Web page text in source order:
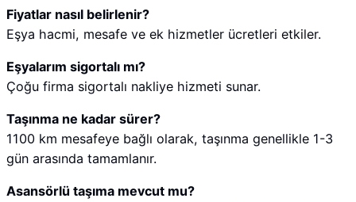
Fiyatlar nasıl belirlenir?
Eşya hacmi, mesafe ve ek hizmetler ücretleri etkiler.
Eşyalarım sigortalı mı?
Çoğu firma sigortalı nakliye hizmeti sunar.
Taşınma ne kadar sürer?
1100 km mesafeye bağlı olarak, taşınma genellikle 1-3
gün arasında tamamlanır.
Asansörlü taşıma mevcut mu?